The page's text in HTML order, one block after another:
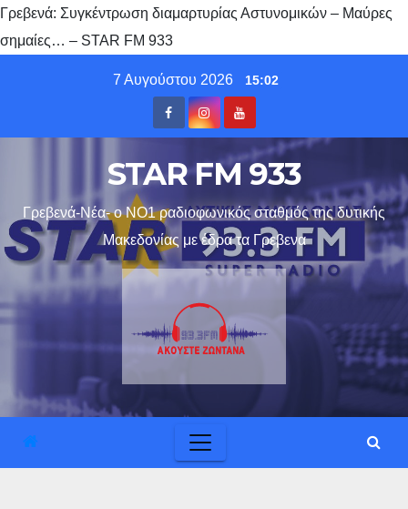
Γρεβενά: Συγκέντρωση διαμαρτυρίας Αστυνομικών – Μαύρες
σημαίες… – STAR FM 933
7 Αυγούστου 2026 15:02
STAR FM 933
Γρεβενά-Νέα- ο ΝΟ1 ραδιοφωνικός σταθμός της δυτικής
Μακεδονίας με έδρα τα Γρεβενα